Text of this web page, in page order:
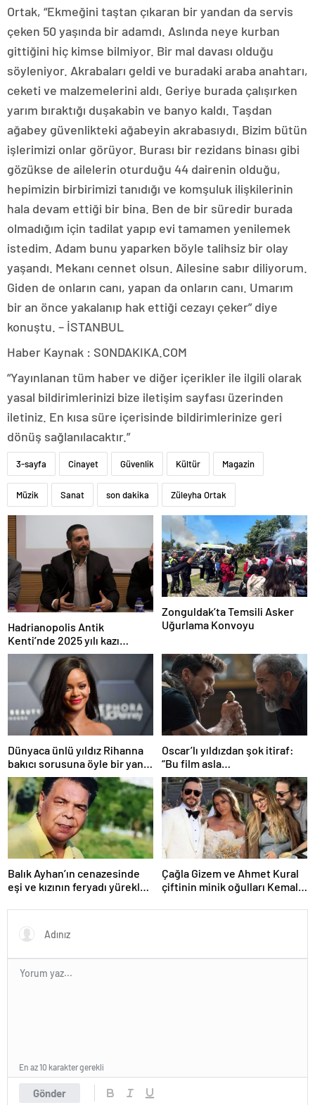
Ortak, “Ekmeğini taştan çıkaran bir yandan da servis
çeken 50 yaşında bir adamdı. Aslında neye kurban
gittiğini hiç kimse bilmiyor. Bir mal davası olduğu
söyleniyor. Akrabaları geldi ve buradaki araba anahtarı,
ceketi ve malzemelerini aldı. Geriye burada çalışırken
yarım bıraktığı duşakabin ve banyo kaldı. Taşdan
ağabey güvenlikteki ağabeyin akrabasıydı. Bizim bütün
işlerimizi onlar görüyor. Burası bir rezidans binası gibi
gözükse de ailelerin oturduğu 44 dairenin olduğu,
hepimizin birbirimizi tanıdığı ve komşuluk ilişkilerinin
hala devam ettiği bir bina. Ben de bir süredir burada
olmadığım için tadilat yapıp evi tamamen yenilemek
istedim. Adam bunu yaparken böyle talihsiz bir olay
yaşandı. Mekanı cennet olsun. Ailesine sabır diliyorum.
Giden de onların canı, yapan da onların canı. Umarım
bir an önce yakalanıp hak ettiği cezayı çeker” diye
konuştu. – İSTANBUL
Haber Kaynak : SONDAKIKA.COM
“Yayınlanan tüm haber ve diğer içerikler ile ilgili olarak
yasal bildirimlerinizi bize iletişim sayfası üzerinden
iletiniz. En kısa süre içerisinde bildirimlerinize geri
dönüş sağlanılacaktır.”
3-sayfa Cinayet Güvenlik Kültür Magazin
Müzik Sanat son dakika Züleyha Ortak
Hadrianopolis Antik
Kenti’nde 2025 yılı kazı
sezonu başladı
Zonguldak’ta Temsili Asker
Uğurlama Konvoyu
Dünyaca ünlü yıldız Rihanna
bakıcı sorusuna öyle bir yanıt
verdi ki! “35 yıl boyunca…”
Oscar’lı yıldızdan şok itiraf:
“Bu film asla
yayınlanmamalıydı!”
Balık Ayhan’ın cenazesinde
eşi ve kızının feryadı yürekleri
yanıyor!”
Çağla Gizem ve Ahmet Kural
çiftinin minik oğulları Kemal, 1
gününden kareler!
Gönder
En az 10 karakter gerekli